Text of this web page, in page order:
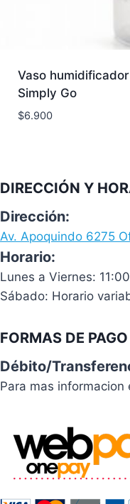
Vaso
Simply Go
$6.900
DIRECCIÓN Y
Dirección:
Av. Apoquindo 6275
Horario:
Lunes a Viernes:
Sábado: Horario
FORMAS DE PAGO
Débito/
Para mas informacion